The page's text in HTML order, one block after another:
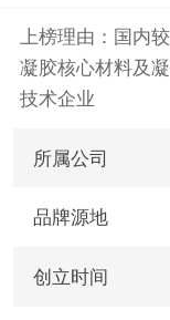
上榜理由：国内
凝胶核心材料及
技术企业
所属公司
品牌源地
创立时间